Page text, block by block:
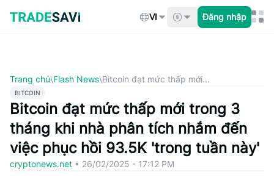
qua
nội
VI Đăng nhập
Trang chủ\Flash News\Bitcoin đạt mức thấp mới...
BITCOIN
Bitcoin đạt mức thấp mới trong 3
tháng khi nhà phân tích nhắm đến
việc phục hồi 93.5K 'trong tuần này'
cryptonews.net • 26/02/2025 - 17:12 PM